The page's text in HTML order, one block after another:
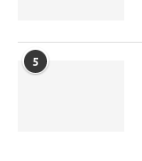
5